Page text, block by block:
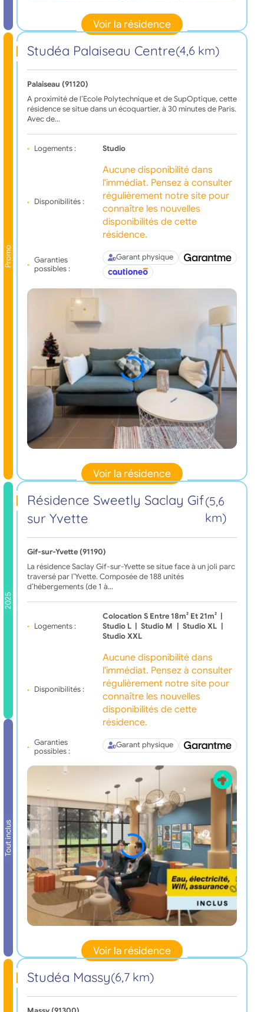
Voir la résidence
Promo
Studéa Palaiseau Centre(4,6 km)
Palaiseau (91120)
A proximité de l’Ecole Polytechnique et de SupOptique, cette
résidence se situe dans un écoquartier, à 30 minutes de Paris.
Avec de…
Logements : Studio
Disponibilités :
Aucune disponibilité dans
l'immédiat. Pensez à consulter
régulièrement notre site pour
connaître les nouvelles
disponibilités de cette
résidence.
Garanties
possibles :
Garant physique
Voir la résidence
2025
Tout inclus
Résidence Sweetly Saclay Gif
sur Yvette
(5,6
km)
Gif-sur-Yvette (91190)
La résidence Saclay Gif-sur-Yvette se situe face à un joli parc
traversé par l’Yvette. Composée de 188 unités
d’hébergements (de 1 à…
Logements :
Colocation S Entre 18m² Et 21m² |
Studio L | Studio M | Studio XL |
Studio XXL
Disponibilités :
Aucune disponibilité dans
l'immédiat. Pensez à consulter
régulièrement notre site pour
connaître les nouvelles
disponibilités de cette
résidence.
Garanties
possibles :
Garant physique
Voir la résidence
Studéa Massy(6,7 km)